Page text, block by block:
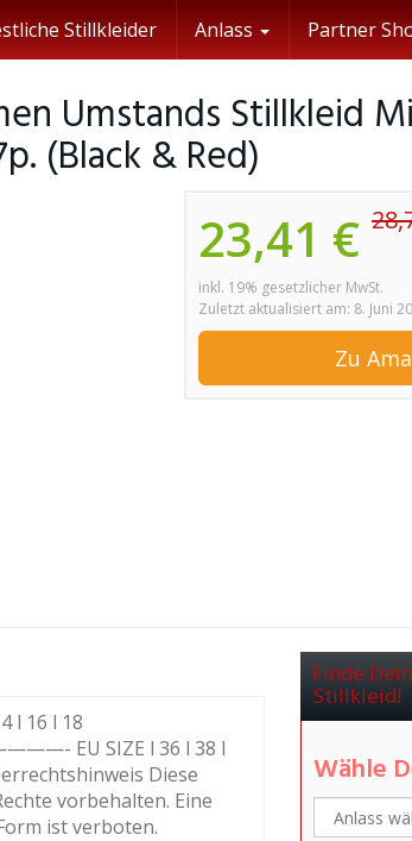
Stillkleider Anlass Partner
Umstands Stillkleid
(Black & Red)
23,41 €
inkl. 19% gesetzlicher MwSt.
Zuletzt aktualisiert am: 8. Juni
Zu
l 16 l 18
EU SIZE l 36 l 38 l
Diese
vorbehalten. Eine
ist verboten.
Finde
Stillkleid!
Wähle